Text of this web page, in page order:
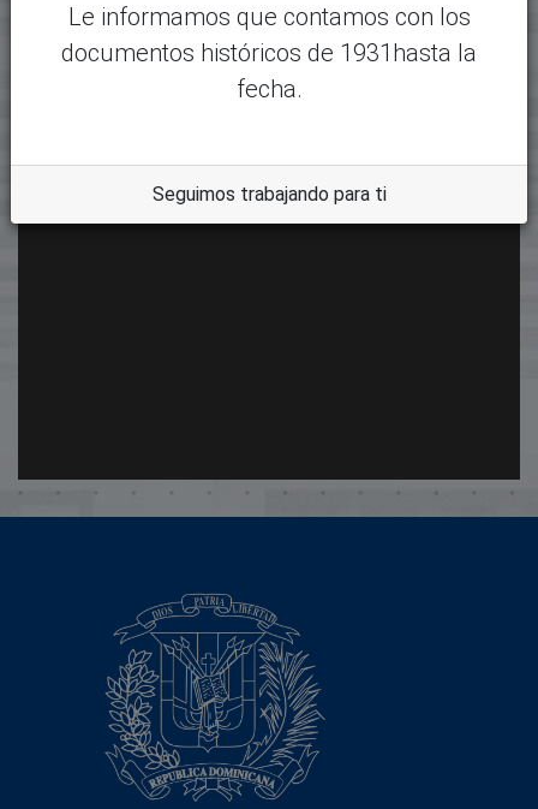
Le informamos que contamos con los
documentos históricos de 1931hasta la
fecha.
Seguimos trabajando para ti